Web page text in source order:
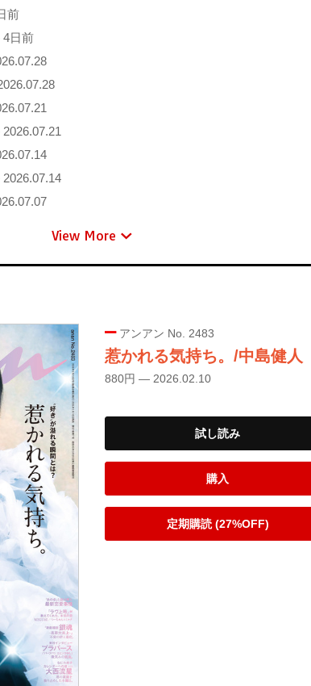
前
日前
View More
アンアン No. 2483
惹かれる気持ち。/中島健人
880円 — 2026.02.10
試し読み
購入
定期購読 (27%OFF)